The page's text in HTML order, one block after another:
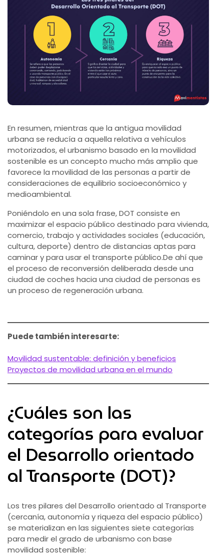
En resumen, mientras que la antigua movilidad
urbana se reducía a aquella relativa a vehículos
motorizados, el urbanismo basado en la movilidad
sostenible es un concepto mucho más amplio que
favorece la movilidad de las personas a partir de
consideraciones de equilibrio socioeconómico y
medioambiental.
Poniéndolo en una sola frase, DOT consiste en
maximizar el espacio público destinado para vivienda,
comercio, trabajo y actividades sociales (educación,
cultura, deporte) dentro de distancias aptas para
caminar y para usar el transporte público.De ahí que
el proceso de reconversión deliberada desde una
ciudad de coches hacia una ciudad de personas es
un proceso de regeneración urbana.
Puede también interesarte:
Movilidad sustentable: definición y beneficios
Proyectos de movilidad urbana en el mundo
¿Cuáles son las
categorías para evaluar
el Desarrollo orientado
al Transporte (DOT)?
Los tres pilares del Desarrollo orientado al Transporte
(cercanía, autonomía y riqueza del espacio público)
se materializan en las siguientes siete categorías
para medir el grado de urbanismo con base
movilidad sostenible: